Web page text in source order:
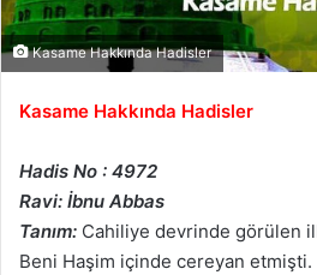
Kasame Hakkında Hadisler
Kasame Hakkında Hadisler
Hadis No : 4972
Ravi: İbnu Abbas
Tanım: Cahiliye devrinde görülen
Beni Haşim içinde cereyan etmişti.